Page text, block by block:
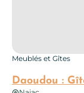
Daoudou :
Meublés et Gîtes